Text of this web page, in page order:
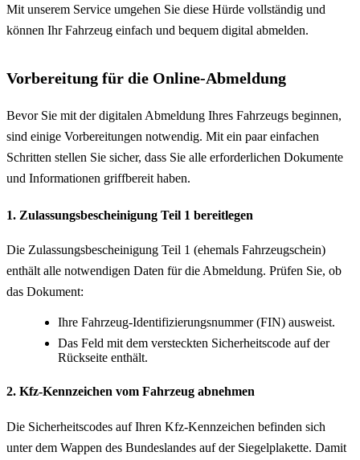
Mit unserem Service umgehen Sie diese Hürde vollständig und
können Ihr Fahrzeug einfach und bequem digital abmelden.
Vorbereitung für die Online-Abmeldung
Bevor Sie mit der digitalen Abmeldung Ihres Fahrzeugs beginnen,
sind einige Vorbereitungen notwendig. Mit ein paar einfachen
Schritten stellen Sie sicher, dass Sie alle erforderlichen Dokumente
und Informationen griffbereit haben.
1. Zulassungsbescheinigung Teil 1 bereitlegen
Die Zulassungsbescheinigung Teil 1 (ehemals Fahrzeugschein)
enthält alle notwendigen Daten für die Abmeldung. Prüfen Sie, ob
das Dokument:
Ihre Fahrzeug-Identifizierungsnummer (FIN) ausweist.
Das Feld mit dem versteckten Sicherheitscode auf der
Rückseite enthält.
2. Kfz-Kennzeichen vom Fahrzeug abnehmen
Die Sicherheitscodes auf Ihren Kfz-Kennzeichen befinden sich
unter dem Wappen des Bundeslandes auf der Siegelplakette. Damit